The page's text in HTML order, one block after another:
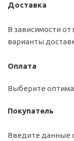
Доставка
В зависимости
варианты
Оплата
Выберите
Покупатель
Введите данные